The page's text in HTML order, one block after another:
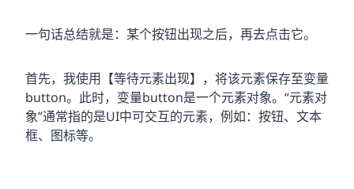
一句话总结就是：某个按钮出现之后，再去点击它。
首先，我使用【等待元素出现】，将该元素保存至变量
button。此时，变量button是一个元素对象。“元素对
象”通常指的是UI中可交互的元素，例如：按钮、文本
框、图标等。